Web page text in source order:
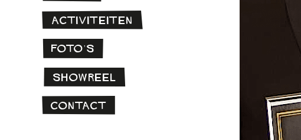
Activiteiten
Foto’s
Showreel
Contact